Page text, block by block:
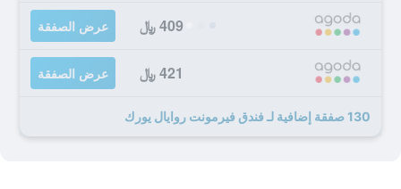
409 ﷼ عرض الصفقة
421 ﷼ عرض الصفقة
130 صفقة إضافية لـ فندق فيرمونت روايال يورك